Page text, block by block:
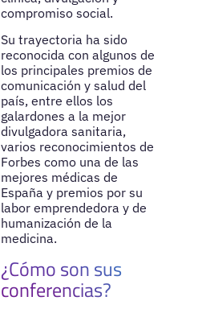
compromiso social.
Su trayectoria ha sido
reconocida con algunos de
los principales premios de
comunicación y salud del
país, entre ellos los
galardones a la mejor
divulgadora sanitaria,
varios reconocimientos de
Forbes como una de las
mejores médicas de
España y premios por su
labor emprendedora y de
humanización de la
medicina.
¿Cómo son sus
conferencias?